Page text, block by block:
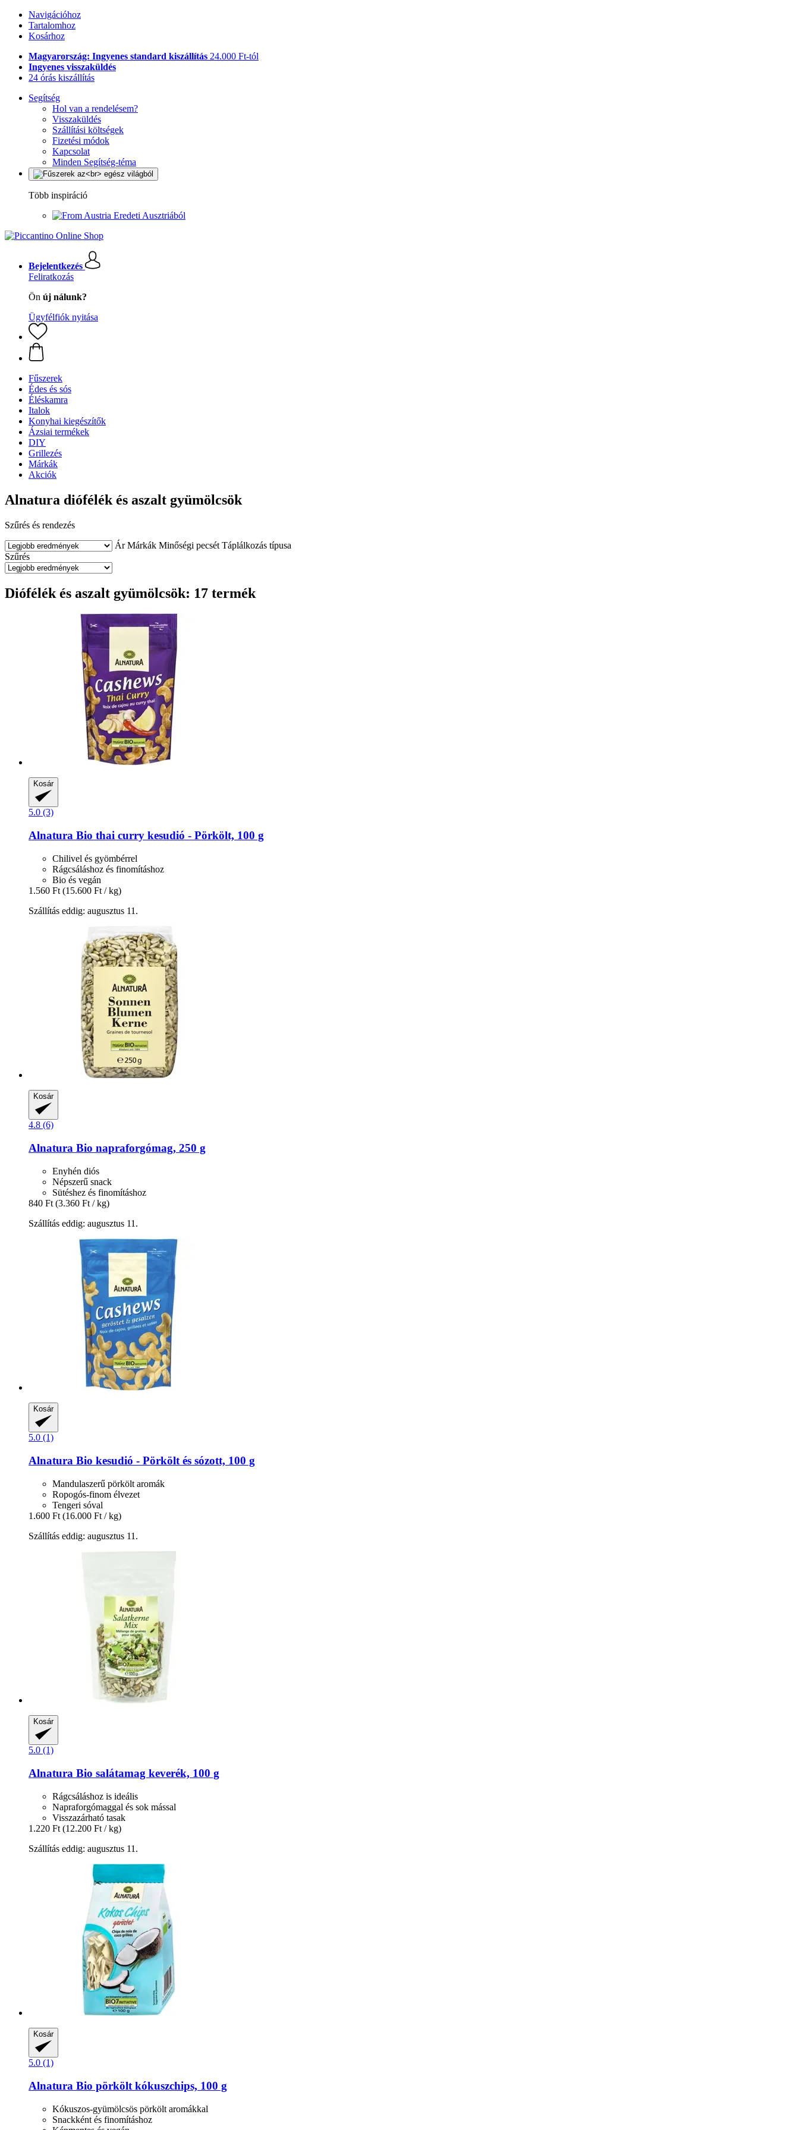
Navigációhoz
Tartalomhoz
Kosárhoz
Magyarország: Ingyenes standard kiszállítás 24.000 Ft-tól
Ingyenes visszaküldés
24 órás kiszállítás
Segítség
Hol van a rendelésem?
Visszaküldés
Szállítási költségek
Fizetési módok
Kapcsolat
Minden Segítség-téma
Több inspiráció
Eredeti Ausztriából
Bejelentkezés
Feliratkozás
Ön új nálunk?
Ügyfélfiók nyitása
Fűszerek
Édes és sós
Éléskamra
Italok
Konyhai kiegészítők
Ázsiai termékek
DIY
Grillezés
Márkák
Akciók
Alnatura diófélék és aszalt gyümölcsök
Szűrés és rendezés
Ár Márkák Minőségi pecsét Táplálkozás típusa
Szűrés
Diófélék és aszalt gyümölcsök: 17 termék
Kosár
5.0 (3)
Alnatura Bio thai curry kesudió -​ Pörkölt, 100 g
Chilivel és gyömbérrel
Rágcsáláshoz és finomításhoz
Bio és vegán
1.560 Ft (15.600 Ft / kg)
Szállítás eddig: augusztus 11.
Kosár
4.8 (6)
Alnatura Bio napraforgómag, 250 g
Enyhén diós
Népszerű snack
Sütéshez és finomításhoz
840 Ft (3.360 Ft / kg)
Szállítás eddig: augusztus 11.
Kosár
5.0 (1)
Alnatura Bio kesudió -​ Pörkölt és sózott, 100 g
Mandulaszerű pörkölt aromák
Ropogós-finom élvezet
Tengeri sóval
1.600 Ft (16.000 Ft / kg)
Szállítás eddig: augusztus 11.
Kosár
5.0 (1)
Alnatura Bio salátamag keverék, 100 g
Rágcsáláshoz is ideális
Napraforgómaggal és sok mással
Visszazárható tasak
1.220 Ft (12.200 Ft / kg)
Szállítás eddig: augusztus 11.
Kosár
5.0 (1)
Alnatura Bio pörkölt kókuszchips, 100 g
Kókuszos-gyümölcsös pörkölt aromákkal
Snackként és finomításhoz